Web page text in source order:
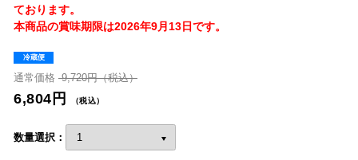
ております。
本商品の賞味期限は2026年9月13日です。
冷蔵便
通常価格 9,720円（税込）
6,804円 （税込）
数量選択：